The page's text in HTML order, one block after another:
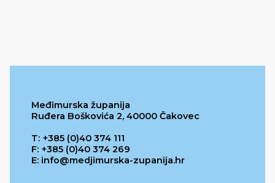
Međimurska županija
Ruđera Boškovića 2, 40000 Čakovec
T: +385 (0)40 374 111
F: +385 (0)40 374 269
E: info@medjimurska-zupanija.hr